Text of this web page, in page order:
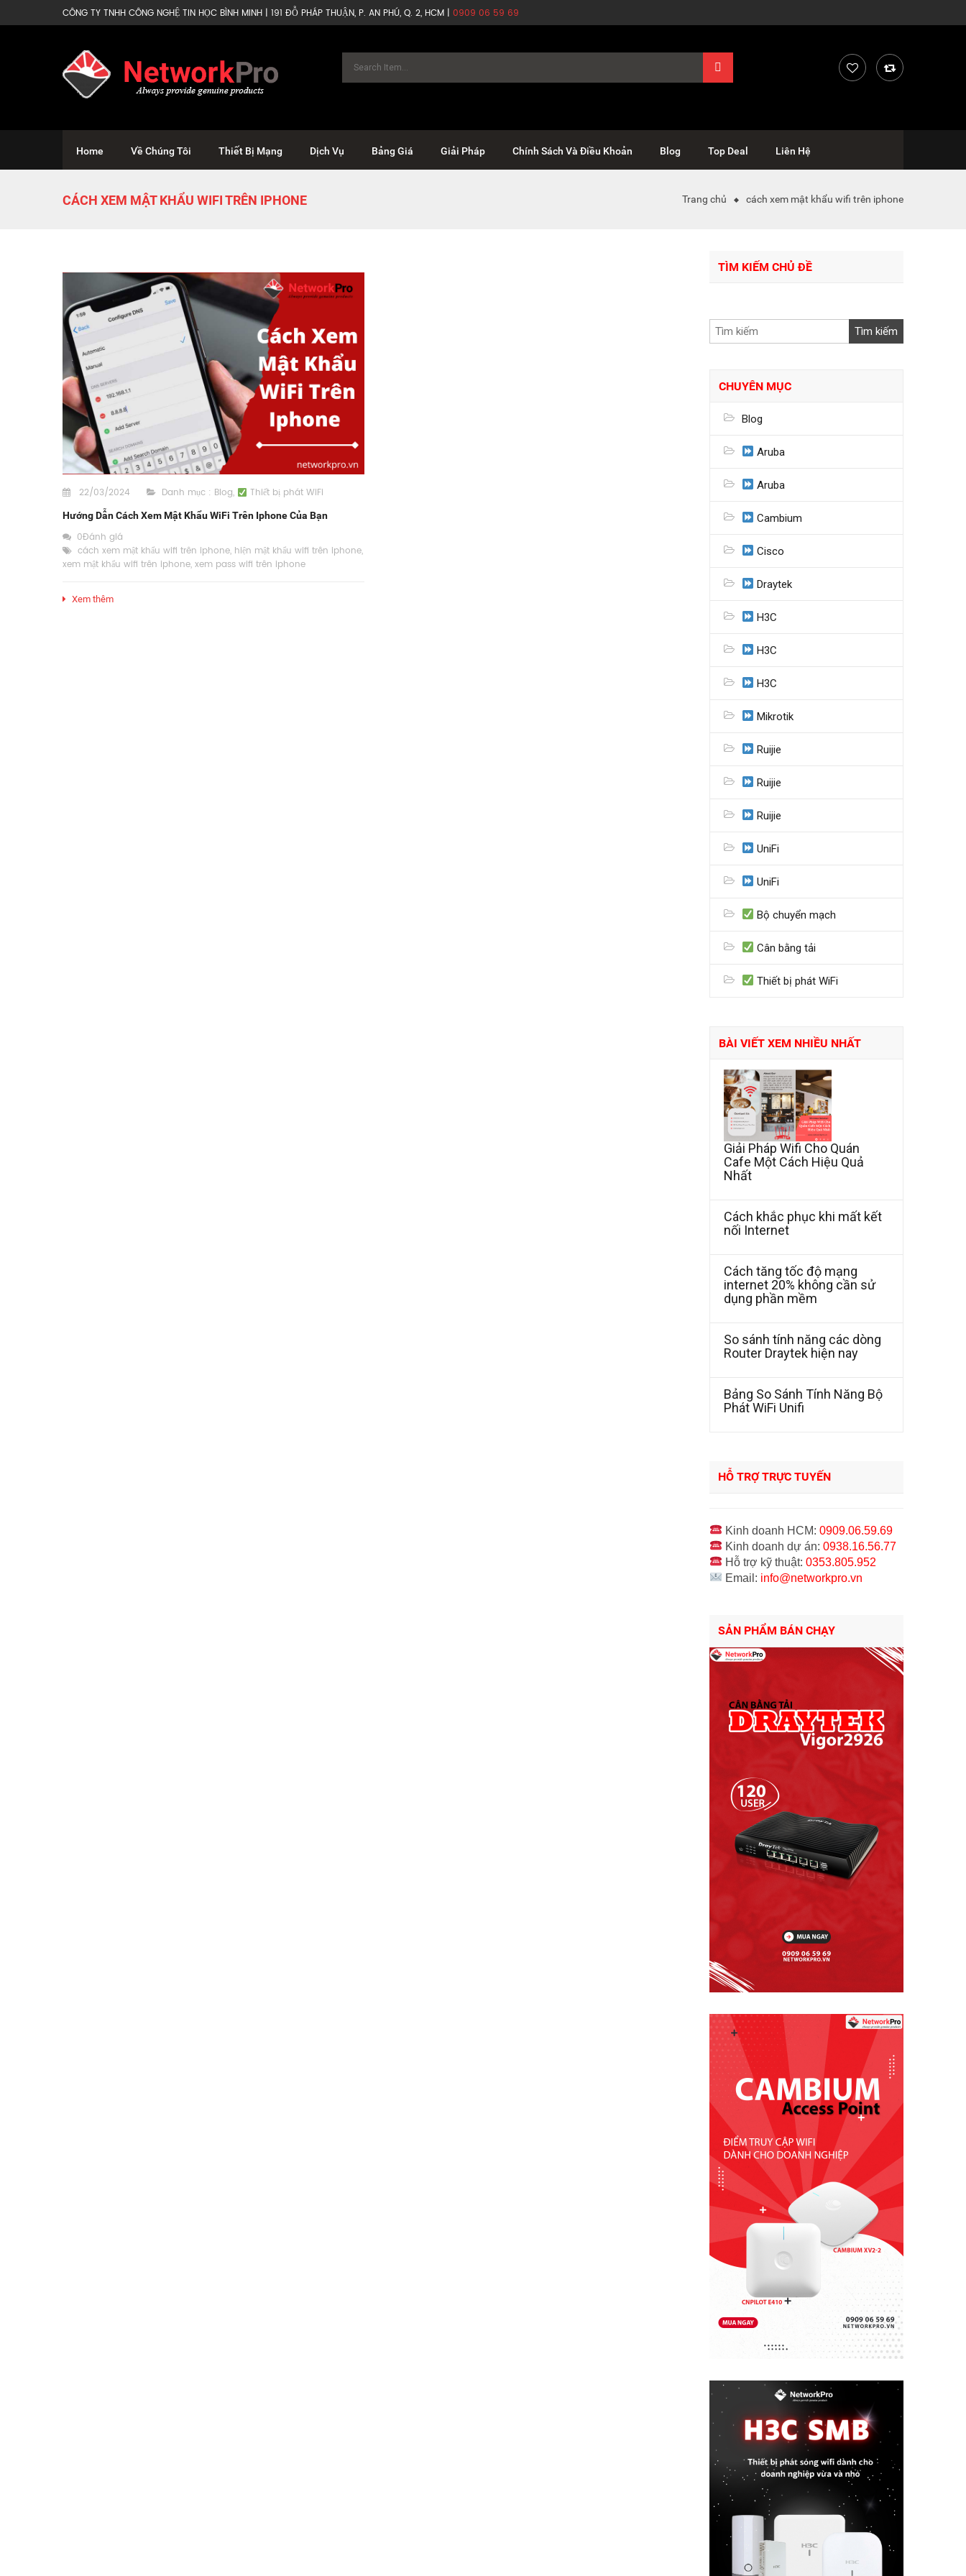
CÔNG TY TNHH CÔNG NGHỆ TIN HỌC BÌNH MINH | 191 ĐỖ PHÁP THUẬN, P. AN PHÚ, Q. 2, HCM | 0909 06 59 69
Home Về Chúng Tôi Thiết Bị Mạng Dịch Vụ Bảng Giá Giải Pháp Chính Sách Và Điều Khoản Blog Top Deal Liên Hệ
CÁCH XEM MẬT KHẨU WIFI TRÊN IPHONE Trang chủ cách xem mật khẩu wifi trên iphone
22/03/2024 Danh mục : Blog, Thiết bị phát WiFi
Hướng Dẫn Cách Xem Mật Khẩu WiFi Trên Iphone Của Bạn
0Đánh giá
cách xem mật khẩu wifi trên iphone, hiện mật khẩu wifi trên iphone,
xem mật khẩu wifi trên iphone, xem pass wifi trên iphone
Xem thêm
TÌM KIẾM CHỦ ĐỀ
kiếm:
CHUYÊN MỤC
Blog
Aruba
Aruba
Cambium
Cisco
Draytek
H3C
H3C
H3C
Mikrotik
Ruijie
Ruijie
Ruijie
UniFi
UniFi
Bộ chuyển mạch
Cân bằng tải
Thiết bị phát WiFi
BÀI VIẾT XEM NHIỀU NHẤT
Giải Pháp Wifi Cho Quán
Cafe Một Cách Hiệu Quả
Nhất
Cách khắc phục khi mất kết
nối Internet
Cách tăng tốc độ mạng
internet 20% không cần sử
dụng phần mềm
So sánh tính năng các dòng
Router Draytek hiện nay
Bảng So Sánh Tính Năng Bộ
Phát WiFi Unifi
HỖ TRỢ TRỰC TUYẾN
Kinh doanh HCM:0909.06.59.69
Kinh doanh dự án:0938.16.56.77
Hỗ trợ kỹ thuật:0353.805.952
Email: info@networkpro.vn
SẢN PHẨM BÁN CHẠY